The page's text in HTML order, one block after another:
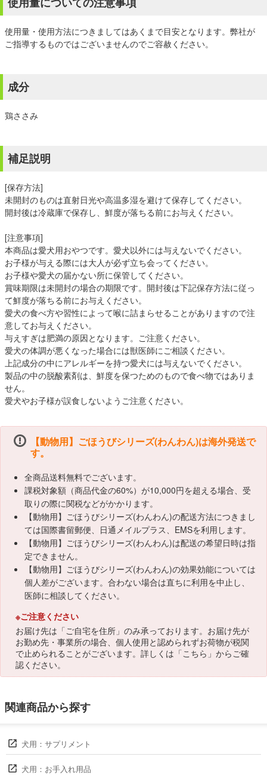
使用量・使用方法につきましてはあくまで目安となります。弊社が
ご指導するものではございませんのでご容赦ください。
成分
鶏ささみ
補足説明
[保存方法]
未開封のものは直射日光や高温多湿を避けて保存してください。
開封後は冷蔵庫で保存し、鮮度が落ちる前にお与えください。
[注意事項]
本商品は愛犬用おやつです。愛犬以外には与えないでください。
お子様が与える際には大人が必ず立ち会ってください。
お子様や愛犬の届かない所に保管してください。
賞味期限は未開封の場合の期限です。開封後は下記保存方法に従っ
て鮮度が落ちる前にお与えください。
愛犬の食べ方や習性によって喉に詰まらせることがありますので注
意してお与えください。
与えすぎは肥満の原因となります。ご注意ください。
愛犬の体調が悪くなった場合には獣医師にご相談ください。
上記成分の中にアレルギーを持つ愛犬には与えないでください。
製品の中の脱酸素剤は、鮮度を保つためのもので食べ物ではありま
せん。
愛犬やお子様が誤食しないようご注意ください。
【動物用】ごほうびシリーズ(わんわん)は海外発送で
す。
全商品送料無料でございます。
課税対象額（商品代金の60%）が10,000円を超える場合、受
取りの際に関税などがかかります。
【動物用】ごほうびシリーズ(わんわん)の配送方法につきまし
ては国際書留郵便、日通メイルプラス、EMSを利用します。
【動物用】ごほうびシリーズ(わんわん)は配送の希望日時は指
定できません。
【動物用】ごほうびシリーズ(わんわん)の効果効能については
個人差がございます。合わない場合は直ちに利用を中止し、
医師に相談してください。
※ご注意ください
お届け先は「ご自宅を住所」のみ承っております。お届け先が
お勤め先・事業所の場合、個人使用と認められずお荷物が税関
で止められることがございます。詳しくは「こちら 」からご確
認ください。
関連商品から探す
犬用：サプリメント
犬用：お手入れ用品